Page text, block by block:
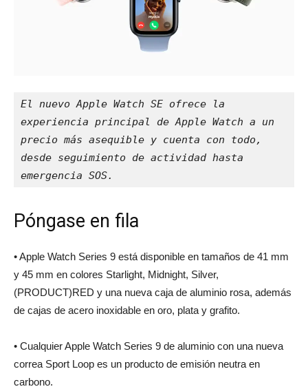
El nuevo Apple Watch SE ofrece la
experiencia principal de Apple Watch a un
precio más asequible y cuenta con todo,
desde seguimiento de actividad hasta
emergencia SOS.
Póngase en fila
• Apple Watch Series 9 está disponible en tamaños de 41 mm
y 45 mm en colores Starlight, Midnight, Silver,
(PRODUCT)RED y una nueva caja de aluminio rosa, además
de cajas de acero inoxidable en oro, plata y grafito.
• Cualquier Apple Watch Series 9 de aluminio con una nueva
correa Sport Loop es un producto de emisión neutra en
carbono.